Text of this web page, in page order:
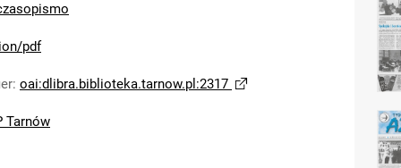
pdf
: oai:dlibra.biblioteka.tarnow.pl:2317
Tarnów